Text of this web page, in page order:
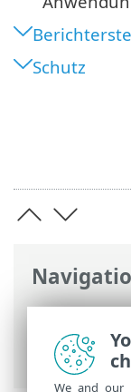
ESET
Antivirus
Schutz
We and our